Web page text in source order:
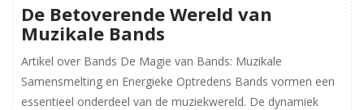
De Betoverende Wereld van
Muzikale Bands
Artikel over Bands De Magie van Bands: Muzikale
Samensmelting en Energieke Optredens Bands vormen een
essentieel onderdeel van de muziekwereld. De dynamiek